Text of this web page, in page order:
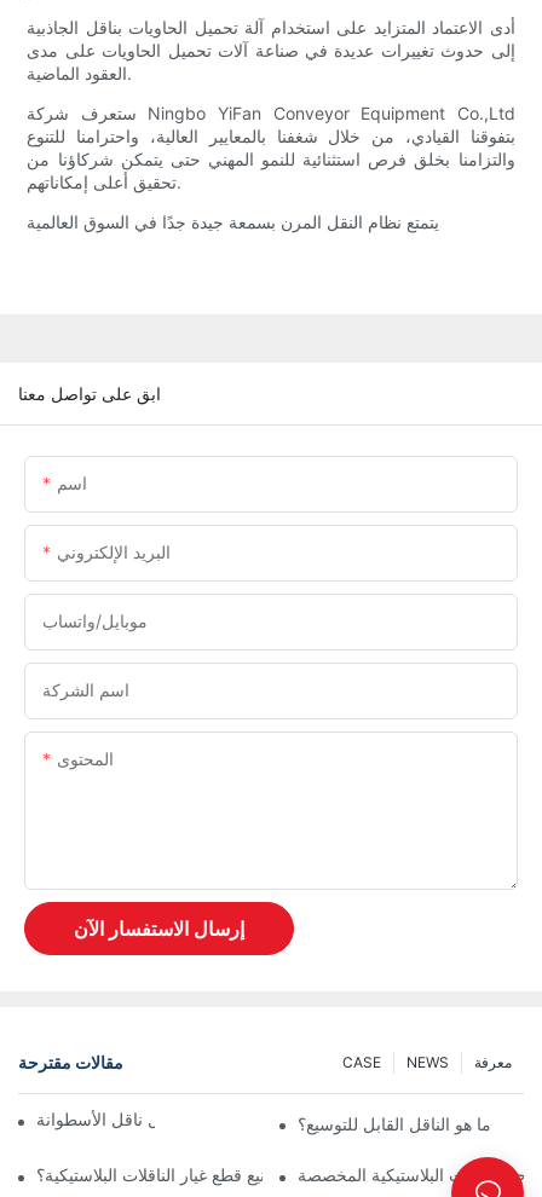
أدى الاعتماد المتزايد على استخدام آلة تحميل الحاويات بناقل الجاذبية
إلى حدوث تغييرات عديدة في صناعة آلات تحميل الحاويات على مدى
العقود الماضية.
ستعرف شركة Ningbo YiFan Conveyor Equipment Co.,Ltd
بتفوقنا القيادي، من خلال شغفنا بالمعايير العالية، واحترامنا للتنوع
والتزامنا بخلق فرص استثنائية للنمو المهني حتى يتمكن شركاؤنا من
تحقيق أعلى إمكاناتهم.
يتمتع نظام النقل المرن بسمعة جيدة جدًا في السوق العالمية
ابق على تواصل معنا
اسم
البريد الإلكتروني
موبايل/واتساب
اسم الشركة
المحتوى
إرسال الاستفسار الآن
مقالات مقترحة معرفة NEWS
CASE
ناقل السلسلة مقابل ناقل الأسطوانة ما هو الناقل القابل للتوسيع؟
ما أهمية اختيار شركة موثوقة لتصنيع قطع غيار الناقلات البلاستيكية؟
الآلات البلاستيكية المخصصة